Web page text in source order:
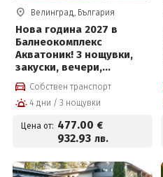
Велинград, България
Нова година 2027 в
Балнеокомплекс
Акватоник! 3 нощувки,
закуски, вечери,
Новогодишна вечеря с
напитки, брънч, DJ парти
и СПА център на цени от
477 € на човек
Собствен транспорт
4 дни / 3 нощувки
Цена от: 477.00 €
932.93 лв.